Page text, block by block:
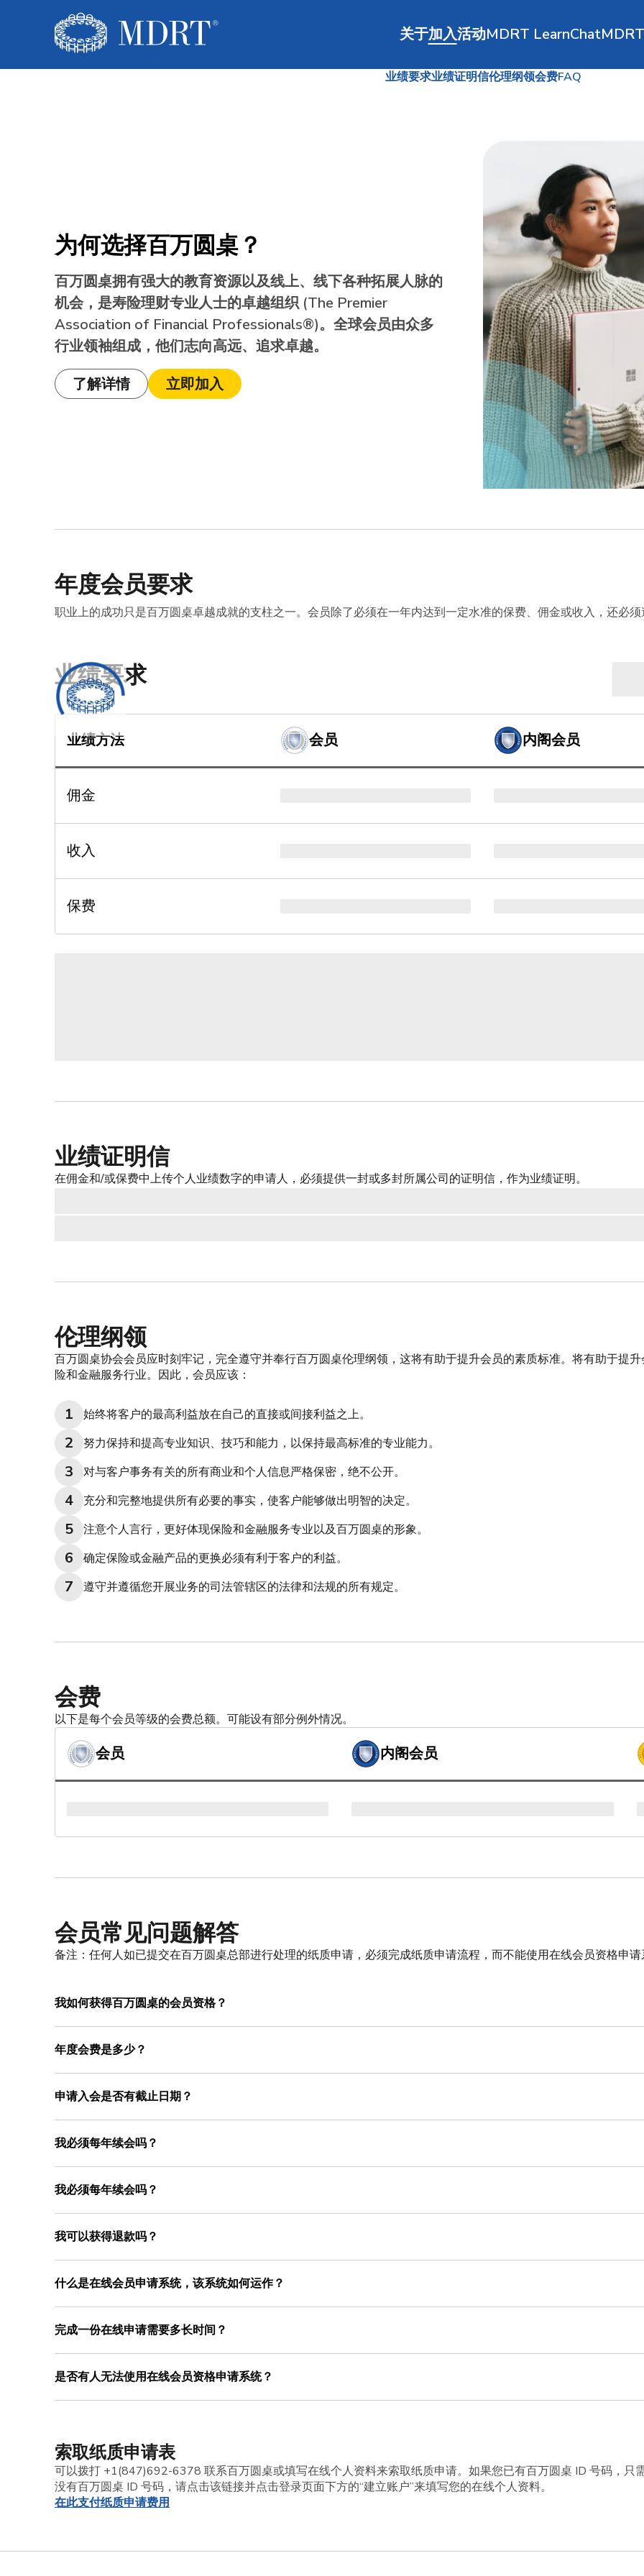
关于加入
业绩要求业绩证明信伦理纲领会费FAQ
活动MDRT LearnChatMDRT
为何选择百万圆桌？
百万圆桌拥有强大的教育资源以及线上、线下各种拓展人脉的
机会，是寿险理财专业人士的卓越组织 (The Premier
Association of Financial Professionals®)。全球会员由众多
行业领袖组成，他们志向高远、追求卓越。
了解详情 立即加入
年度会员要求
职业上的成功只是百万圆桌卓越成就的支柱之一。会员除了必须在一年内达到一定水准的保费、佣金或收入，还必
业绩要求
业绩方法 会员 内阁会员
佣金
收入
保费
业绩证明信
在佣金和/或保费中上传个人业绩数字的申请人，必须提供一封或多封所属公司的证明信，作为业绩证明。
伦理纲领
百万圆桌协会会员应时刻牢记， 完全遵守并奉行百万圆桌伦理纲领，这将有助于提升会员的素质标准。 将有助于提
险和金融服务行业。因此，会员应该：
始终将客户的最高利益放在自己的直接或间接利益之上。
努力保持和提高专业知识、技巧和能力，以保持最高标准的专业能力。
对与客户事务有关的所有商业和个人信息严格保密，绝不公开。
充分和完整地提供所有必要的事实，使客户能够做出明智的决定。
注意个人言行，更好体现保险和金融服务专业以及百万圆桌的形象。
确定保险或金融产品的更换必须有利于客户的利益。
遵守并遵循您开展业务的司法管辖区的法律和法规的所有规定。
会费
以下是每个会员等级的会费总额。可能设有部分例外情况。
会员 内阁会员
会员常见问题解答
备注：任何人如已提交在百万圆桌总部进行处理的纸质申请，必须完成纸质申请流程，而不能使用在线会员资格申
我如何获得百万圆桌的会员资格？
年度会费是多少？
申请入会是否有截止日期？
我必须每年续会吗？
我必须每年续会吗？
我可以获得退款吗？
什么是在线会员申请系统，该系统如何运作？
完成一份在线申请需要多长时间？
是否有人无法使用在线会员资格申请系统？
索取纸质申请表
可以拨打 +1(847)692-6378 联系百万圆桌或填写在线个人资料来索取纸质申请。如果您已有百万圆桌 ID 号码，只
没有百万圆桌 ID 号码，请点击该链接并点击登录页面下方的“建立账户”来填写您的在线个人资料。
在此支付纸质申请费用